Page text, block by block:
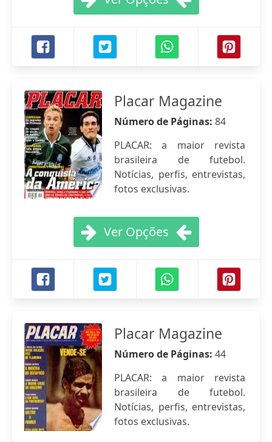
Placar Magazine
Número de Páginas: 84
PLACAR: a maior revista
brasileira de futebol.
Notícias, perfis, entrevistas,
fotos exclusivas.
Ver Opções
Placar Magazine
Número de Páginas: 44
PLACAR: a maior revista
brasileira de futebol.
Notícias, perfis, entrevistas,
fotos exclusivas.